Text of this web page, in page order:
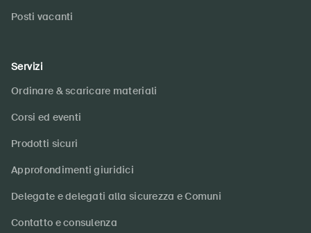
Posti vacanti
Servizi
Ordinare & scaricare materiali
Corsi ed eventi
Prodotti sicuri
Approfondimenti giuridici
Delegate e delegati alla sicurezza e Comuni
Contatto e consulenza